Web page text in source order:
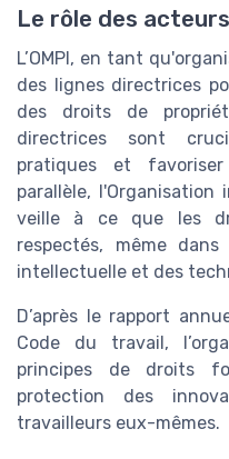
Le rôle des
L’OMPI, en tant
des lignes directrices
des droits de
directrices sont
pratiques et
parallèle,
veille à ce que les
respectés, même
intellectuelle et des
D’après le rapport
Code du travail,
principes de droits
protection des
travailleurs eux-mêmes.